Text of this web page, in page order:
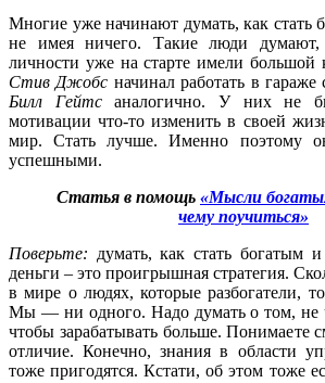
Многие уже начинают думать, как
не имея ничего. Такие люди
личности уже на старте имели большой
Стив Джобс начинал работать в
Билл Гейтсаналогично. У них не
мотивации что-то изменить в своей
мир. Стать лучше. Именно поэтому
успешными.
Статья в помощь «Мысли
чему поучиться»
Поверьте: думать, как стать богатым
деньги – это проигрышная стратегия.
в мире о людях, которые разбогатели,
Мы — ни одного. Надо думать о том, не
чтобы зарабатывать больше. Понимаете
отличие. Конечно, знания в области
тоже пригодятся. Кстати, об этом тоже